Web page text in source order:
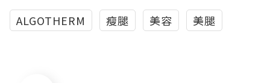
ALGOTHERM 瘦腿 美容 美腿